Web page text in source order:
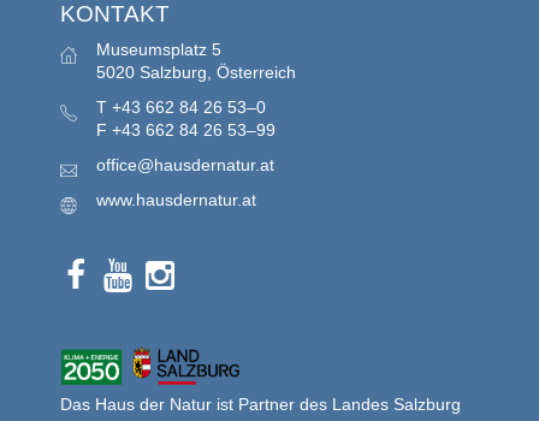
KONTAKT
Museumsplatz 5
5020 Salzburg, Österreich
T +43 662 84 26 53–0
F +43 662 84 26 53–99
office@hausdernatur.at
www.hausdernatur.at
Das Haus der Natur ist Partner des Landes Salzburg